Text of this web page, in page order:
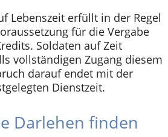
Lebenszeit erfüllt in der Regel
für die Vergabe
Soldaten auf Zeit
vollständigen Zugang diesem
darauf endet mit der
Dienstzeit.
Darlehen finden